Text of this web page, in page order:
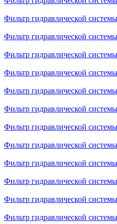
Фильтр гидравлической
Фильтр гидравлической
Фильтр гидравлической
Фильтр гидравлической
Фильтр гидравлической
Фильтр гидравлической
Фильтр гидравлической
Фильтр гидравлической
Фильтр гидравлической
Фильтр гидравлической
Фильтр гидравлической
Фильтр гидравлической